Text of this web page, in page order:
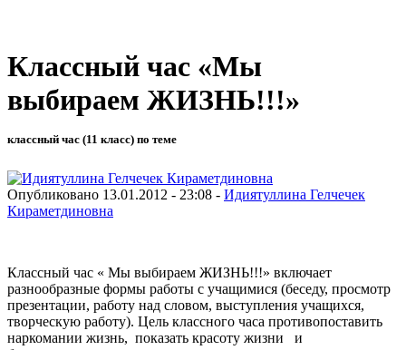
Классный час «Мы
выбираем ЖИЗНЬ!!!»
классный час (11 класс) по теме
Опубликовано 13.01.2012 - 23:08 - Идиятуллина Гелчечек
Кираметдиновна
Классный час « Мы выбираем ЖИЗНЬ!!!» включает
разнообразные формы работы с учащимися (беседу, просмотр
презентации, работу над словом, выступления учащихся,
творческую работу). Цель классного часа противопоставить
наркомании жизнь, показать красоту жизни и